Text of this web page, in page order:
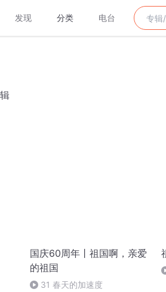
发现 分类 电台
国庆60周年丨祖国啊，亲爱
的祖国
31 春天的加速度